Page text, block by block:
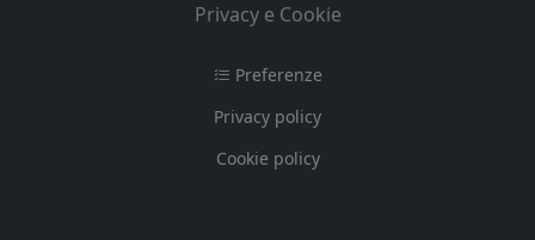
Privacy e Cookie
Preferenze
Privacy policy
Cookie policy